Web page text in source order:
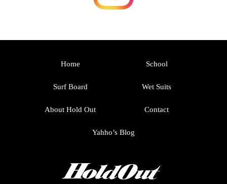
Home School
Surf Board Wet Suits
About Hold Out Contact
Yahho’s Blog